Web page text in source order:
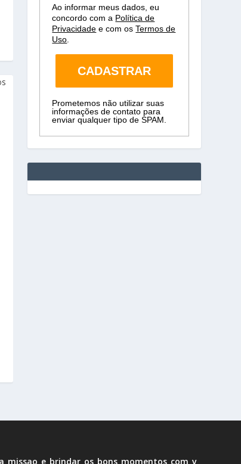
Ao informar meus dados, eu
concordo com a Política de
Privacidade e com osTermos de
Uso
CADASTRAR
Prometemos não utilizar suas
informações de contato para
enviar qualquer tipo de SPAM.